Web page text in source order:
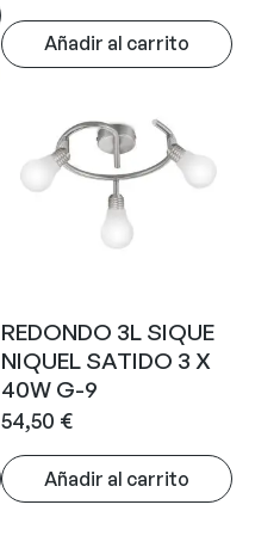
Añadir al carrito
REDONDO 3L SIQUE
NIQUEL SATIDO 3 X
40W G-9
54,50 €
Añadir al carrito